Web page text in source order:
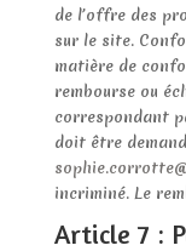
de l’offre des
sur le site.
matière de
rembourse ou
correspondant
doit être
incriminé. Le
Article 7 :